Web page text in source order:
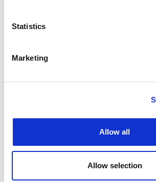
Statistics
Marketing
Allow all
Allow selection
van knelpunten per
Start met diagnose per individu
verandering doorvoeren?” Bij Desire:
persoonlijk voordeel in deze nieuwe